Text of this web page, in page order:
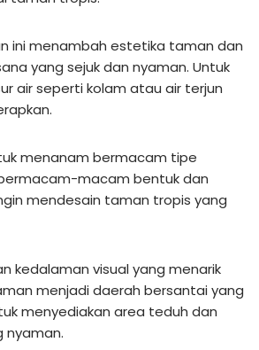
ini menambah estetika taman dan
yang sejuk dan nyaman. Untuk
air seperti kolam atau air terjun
menanam bermacam tipe
macam bentuk dan
mendesain taman tropis yang
kedalaman visual yang menarik
menjadi daerah bersantai yang
menyediakan area teduh dan
nyaman.